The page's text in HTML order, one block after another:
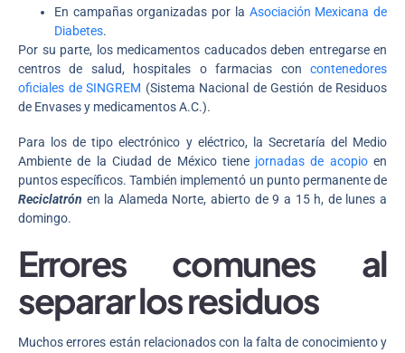
En campañas organizadas por la Asociación Mexicana de
Diabetes.
Por su parte, los medicamentos caducados deben entregarse en
centros de salud, hospitales o farmacias con contenedores
oficiales de SINGREM (Sistema Nacional de Gestión de Residuos
de Envases y medicamentos A.C.).
Para los de tipo electrónico y eléctrico, la Secretaría del Medio
Ambiente de la Ciudad de México tiene jornadas de acopioen
puntos específicos. También implementó un punto permanente de
Reciclatrón en la Alameda Norte, abierto de 9 a 15 h, de lunes a
domingo.
Errores comunes al
separar los residuos
Muchos errores están relacionados con la falta de conocimiento y